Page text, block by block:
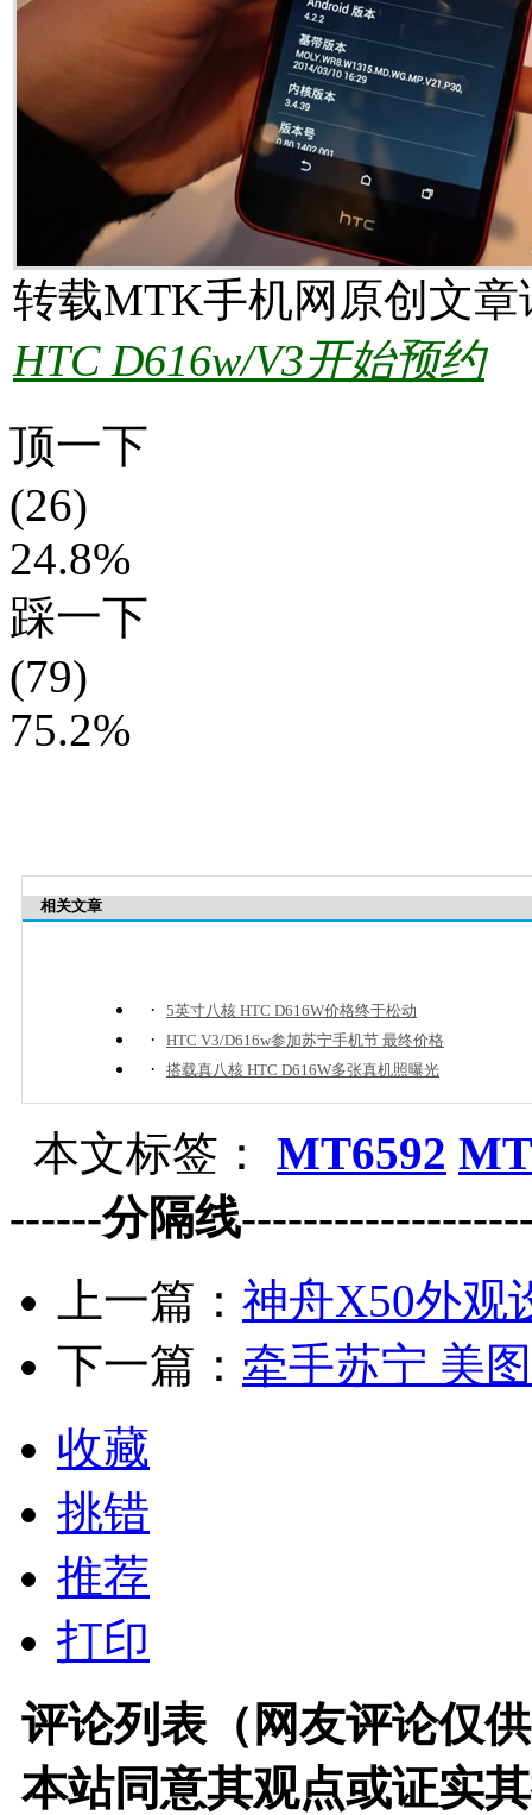
转载MTK手机网原创文
HTC D616w/V3开始预约
顶一下
(26)
24.8%
踩一下
(79)
75.2%
相关文章
· 5英寸八核 HTC D616W价格终于松动
· HTC V3/D616w参加苏宁手机节 最终价格
· 搭载真八核 HTC D616W多张真机照曝光
本文标签： MT6592
------分隔线
上一篇： 神舟X50外观
下一篇： 牵手苏宁 美
收藏
挑错
推荐
打印
评论列表（网友评论仅
本站同意其观点或证实